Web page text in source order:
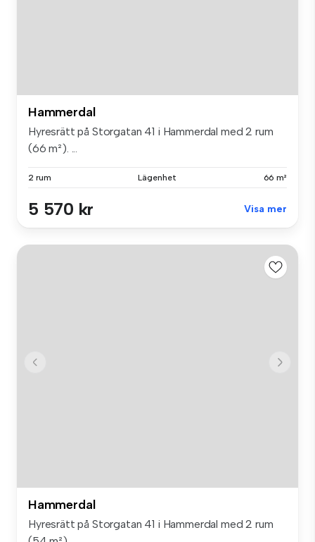
Hammerdal
Hyresrätt på Storgatan 41 i Hammerdal med 2 rum
(66 m²). ...
2 rum Lägenhet 66 m²
5 570 kr Visa mer
Hammerdal
Hyresrätt på Storgatan 41 i Hammerdal med 2 rum